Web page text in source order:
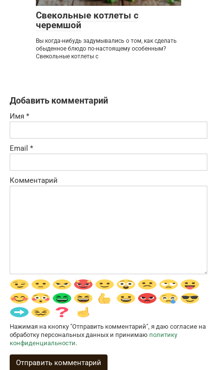
Свекольные котлеты с
черемшой
Вы когда-нибудь задумывались о том, как сделать
обыденное блюдо по-настоящему особенным?
Свекольные котлеты с
Добавить комментарий
Имя *
Email *
Комментарий
Нажимая на кнопку "Отправить комментарий", я даю согласие на
обработку персональных данных и принимаю политику
конфиденциальности.